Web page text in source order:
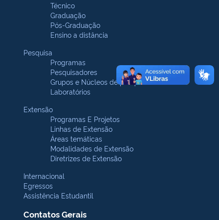
Técnico
Graduação
Pós-Graduação
Ensino a distância
Pesquisa
Programas
Pesquisadores
Grupos e Núcleos de pesquisa
Laboratórios
Extensão
Programas E Projetos
Linhas de Extensão
Áreas temáticas
Modalidades de Extensão
Diretrizes de Extensão
Internacional
Egressos
Assistência Estudantil
Contatos Gerais